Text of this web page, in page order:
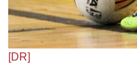
[DR]